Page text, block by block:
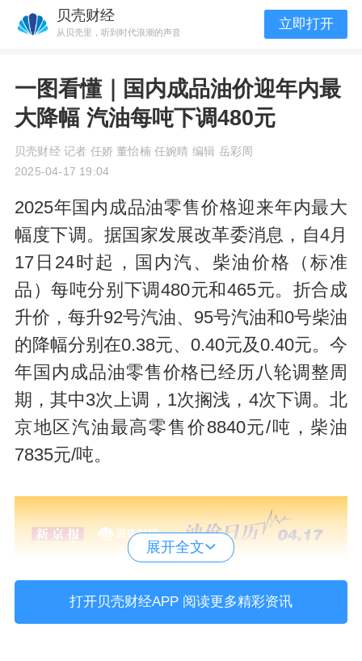
贝壳财经
从贝壳里，听到时代浪潮的声音
立即打开
一图看懂｜国内成品油价迎年内最
大降幅 汽油每吨下调480元
贝壳财经 记者 任娇 董怡楠 任婉晴 编辑 岳彩周
2025-04-17 19:04
2025年国内成品油零售价格迎来年内最大
幅度下调。据国家发展改革委消息，自4月
17日24时起，国内汽、柴油价格（标准
品）每吨分别下调480元和465元。折合成
升价，每升92号汽油、95号汽油和0号柴油
的降幅分别在0.38元、0.40元及0.40元。今
年国内成品油零售价格已经历八轮调整周
期，其中3次上调，1次搁浅，4次下调。北
京地区汽油最高零售价8840元/吨，柴油
7835元/吨。
展开全文
打开贝壳财经APP 阅读更多精彩资讯